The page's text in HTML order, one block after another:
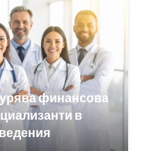
финансова
в